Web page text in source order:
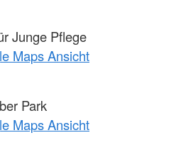
Junge Pflege
Maps Ansicht
Park
Maps Ansicht